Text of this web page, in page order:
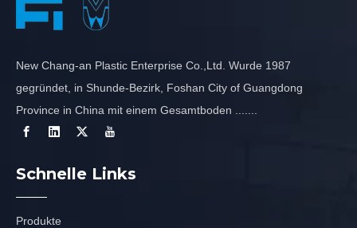
New Chang-an Plastic Enterprise Co.,Ltd. Wurde 1987
gegründet, in Shunde-Bezirk, Foshan City of Guangdong
Province in China mit einem Gesamtboden .......
Schnelle Links
Produkte